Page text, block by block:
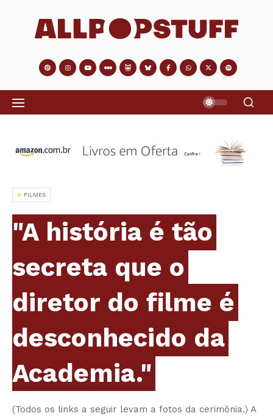
FILMES
"A história é tão
secreta que o
diretor do filme é
desconhecido da
Academia."
(Todos os links a seguir levam a fotos da cerimônia.) A